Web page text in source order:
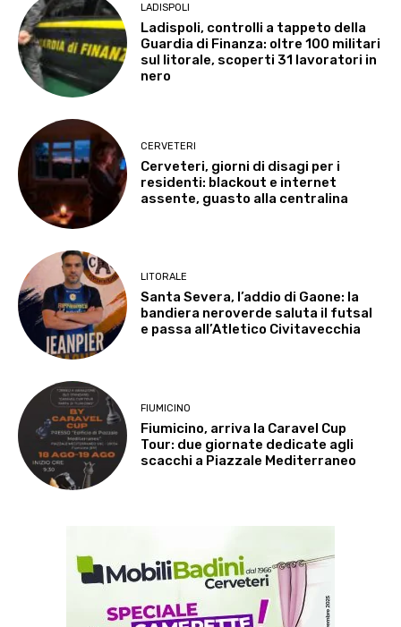
LADISPOLI
Ladispoli, controlli a tappeto della
Guardia di Finanza: oltre 100 militari
sul litorale, scoperti 31 lavoratori in
nero
CERVETERI
Cerveteri, giorni di disagi per i
residenti: blackout e internet
assente, guasto alla centralina
LITORALE
Santa Severa, l’addio di Gaone: la
bandiera neroverde saluta il futsal
e passa all’Atletico Civitavecchia
FIUMICINO
Fiumicino, arriva la Caravel Cup
Tour: due giornate dedicate agli
scacchi a Piazzale Mediterraneo